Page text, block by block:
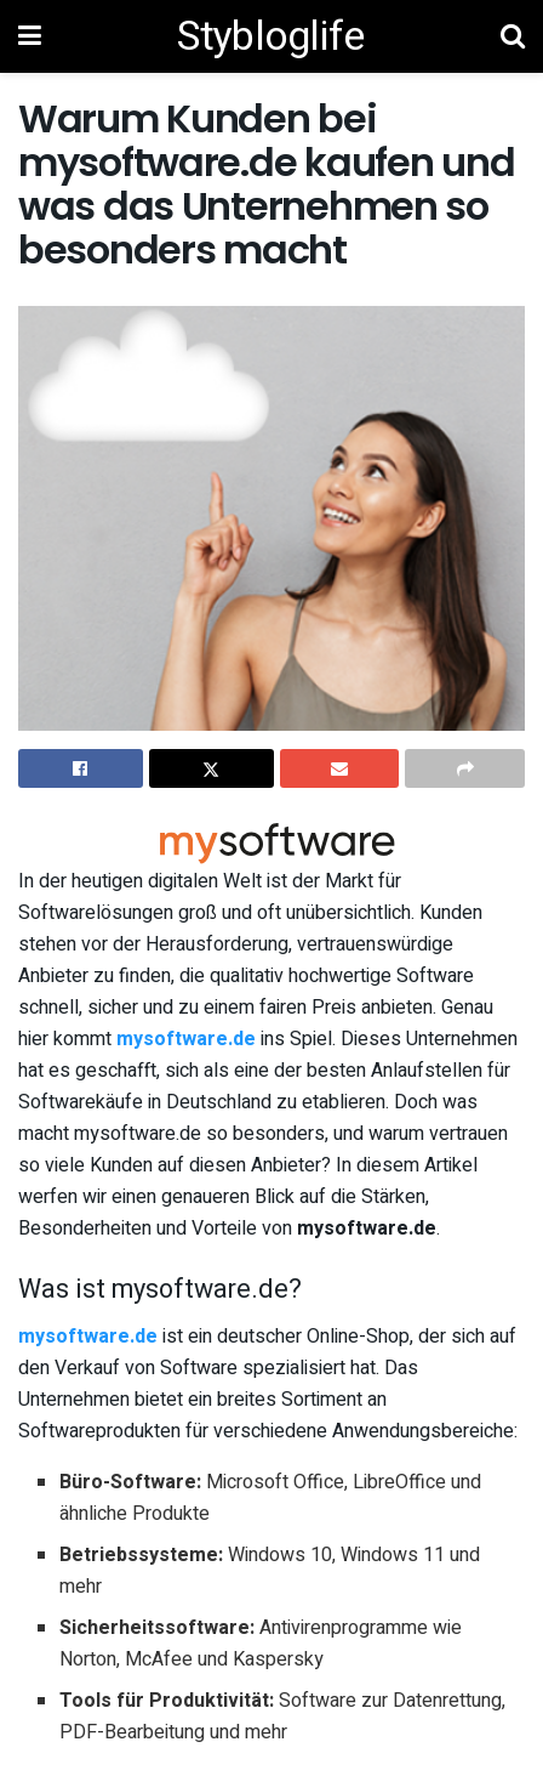
Stybloglife
Warum Kunden bei
mysoftware.de kaufen und
was das Unternehmen so
besonders macht
In der heutigen digitalen Welt ist der Markt für
Softwarelösungen groß und oft unübersichtlich. Kunden
stehen vor der Herausforderung, vertrauenswürdige
Anbieter zu finden, die qualitativ hochwertige Software
schnell, sicher und zu einem fairen Preis anbieten. Genau
hier kommt mysoftware.de ins Spiel. Dieses Unternehmen
hat es geschafft, sich als eine der besten Anlaufstellen für
Softwarekäufe in Deutschland zu etablieren. Doch was
macht mysoftware.de so besonders, und warum vertrauen
so viele Kunden auf diesen Anbieter? In diesem Artikel
werfen wir einen genaueren Blick auf die Stärken,
Besonderheiten und Vorteile von mysoftware.de.
Was ist mysoftware.de?
mysoftware.de ist ein deutscher Online-Shop, der sich auf
den Verkauf von Software spezialisiert hat. Das
Unternehmen bietet ein breites Sortiment an
Softwareprodukten für verschiedene Anwendungsbereiche:
Büro-Software: Microsoft Office, LibreOffice und
ähnliche Produkte
Betriebssysteme:Windows 10, Windows 11 und
mehr
Sicherheitssoftware:Antivirenprogramme wie
Norton, McAfee und Kaspersky
Tools für Produktivität:Software zur Datenrettung,
PDF-Bearbeitung und mehr